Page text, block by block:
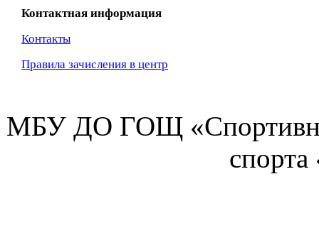
Контактная информация
Контакты
Правила зачисления в центр
МБУ ДО ГОЩ